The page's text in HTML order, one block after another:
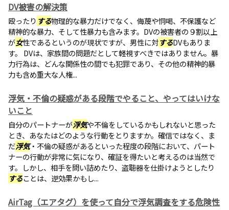
DV被害の解決策
殴ったり する物理的な暴力だけでなく、侮蔑や恫喝、不保護など
精神的な暴力、そして性暴力も含みます。DVの被害者の９割以上
が女性であるというのが現状ですが、男性に対するDVもありま
す。 DVは、家族間の問題だとして軽視すべきではありません。暴
力行為は、どんな関係性の間でも犯罪であり、その他の精神的暴
力も含め重大な人権...
浮気・不倫の疑惑がある段階でやること、やってはいけな
いこと
自分のパートナーが浮気や不倫をしているかもしれないと思った
とき、あなたはどのような行動をとりますか。確信ではなく、ま
だ浮気・不倫の疑惑があるといった程度の段階において、パート
ナーの行動が非常に気になり、確証を得たいと考えるのは当然で
す。しかし、相手を問い詰めたり、盗聴器を仕掛けようとしたり
することは、逆効果かもし...
AirTag（エアタグ）を使って自分で浮気調査をする危険性